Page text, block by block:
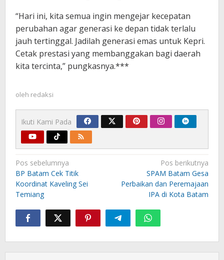
“Hari ini, kita semua ingin mengejar kecepatan
perubahan agar generasi ke depan tidak terlalu
jauh tertinggal. Jadilah generasi emas untuk Kepri.
Cetak prestasi yang membanggakan bagi daerah
kita tercinta,” pungkasnya.***
oleh redaksi
Ikuti Kami Pada
Navigasi
pos
Pos sebelumnya
BP Batam Cek Titik
Koordinat Kaveling Sei
Temiang
Pos berikutnya
SPAM Batam Gesa
Perbaikan dan Peremajaan
IPA di Kota Batam